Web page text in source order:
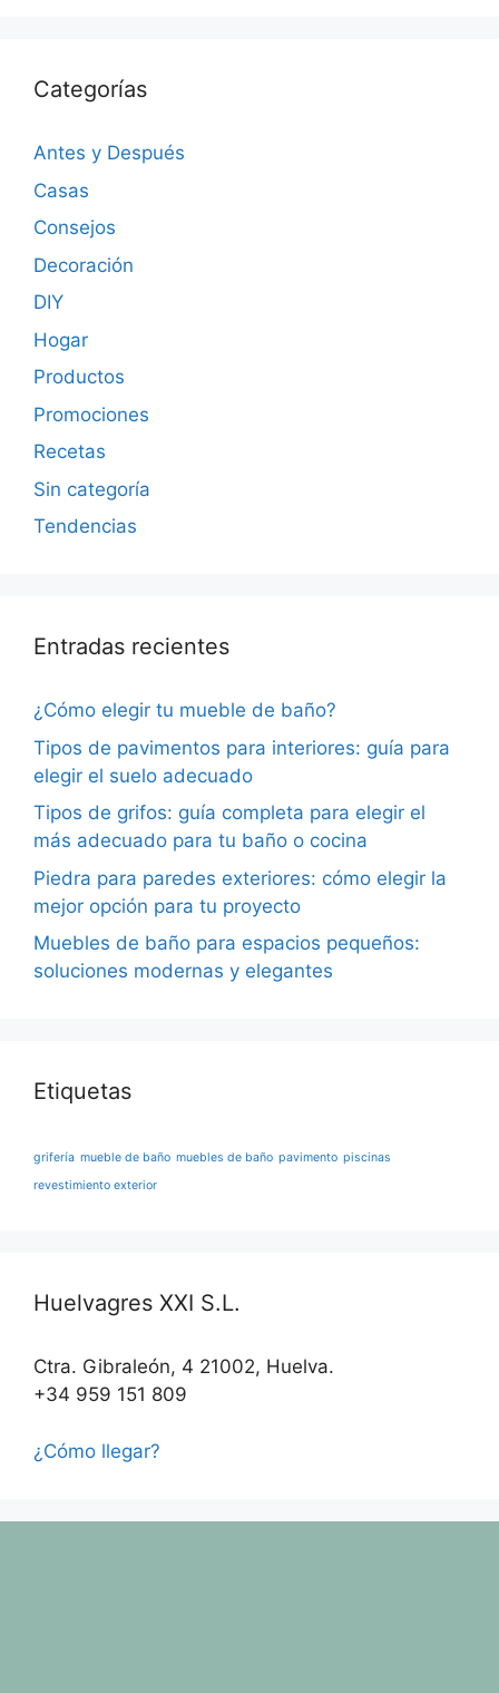
Categorías
Antes y Después
Casas
Consejos
Decoración
DIY
Hogar
Productos
Promociones
Recetas
Sin categoría
Tendencias
Entradas recientes
¿Cómo elegir tu mueble de baño?
Tipos de pavimentos para interiores: guía para
elegir el suelo adecuado
Tipos de grifos: guía completa para elegir el
más adecuado para tu baño o cocina
Piedra para paredes exteriores: cómo elegir la
mejor opción para tu proyecto
Muebles de baño para espacios pequeños:
soluciones modernas y elegantes
Etiquetas
grifería mueble de baño muebles de baño pavimento piscinas
revestimiento exterior
Huelvagres XXI S.L.
Ctra. Gibraleón, 4 21002, Huelva.
+34 959 151 809
¿Cómo llegar?